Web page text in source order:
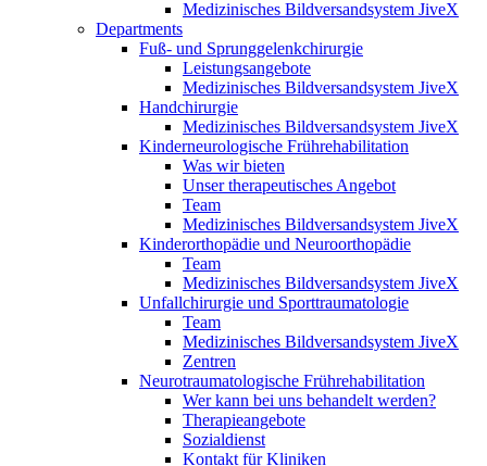
Medizinisches Bildversandsystem JiveX
Departments
Fuß- und Sprunggelenkchirurgie
Leistungsangebote
Medizinisches Bildversandsystem JiveX
Handchirurgie
Medizinisches Bildversandsystem JiveX
Kinderneurologische Frührehabilitation
Was wir bieten
Unser therapeutisches Angebot
Team
Medizinisches Bildversandsystem JiveX
Kinderorthopädie und Neuroorthopädie
Team
Medizinisches Bildversandsystem JiveX
Unfallchirurgie und Sporttraumatologie
Team
Medizinisches Bildversandsystem JiveX
Zentren
Neurotraumatologische Frührehabilitation
Wer kann bei uns behandelt werden?
Therapieangebote
Sozialdienst
Kontakt für Kliniken